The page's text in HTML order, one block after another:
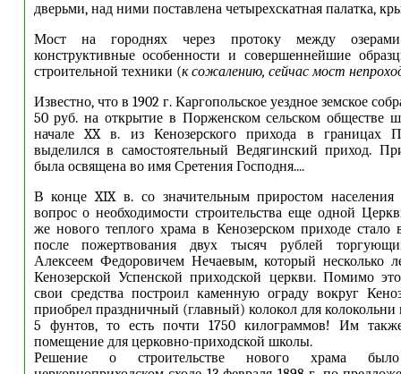
дверьми, над ними поставлена четырехскатная палатка,
Мост на городнях через протоку между
конструктивные особенности и совершеннейшие
строительной техники (к сожалению, сейчас мост
Известно, что в 1902 г. Каргопольское уездное земское
50 руб. на открытие в Порженском сельском обществе
начале XX в. из Кенозерского прихода в границах
выделился в самостоятельный Ведягинский приход.
была освящена во имя Сретения Господня....
В конце XIX в. со значительным приростом населения
вопрос о необходимости строительства еще одной
же нового теплого храма в Кенозерском приходе
после пожертвования двух тысяч рублей
Алексеем Федоровичем Нечаевым, который несколько
Кенозерской Успенской приходской церкви. Помимо
свои средства построил каменную ограду вокруг
приобрел праздничный (главный) колокол для колокольни
5 фунтов, то есть почти 1750 килограммов! Им
помещение для церковно-приходской школы.
Решение о строительстве нового храма